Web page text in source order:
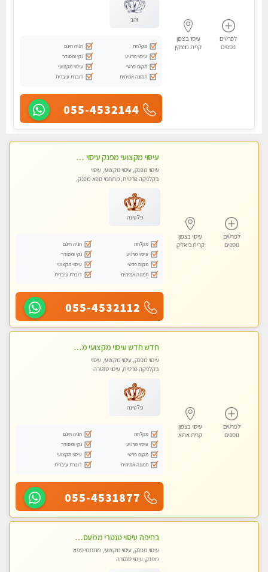
לפרטים
נוספים
עיסוי בצפון
קרית מוצקין
זהב
מקלחת
חניה חינם
עיסוי מרגיע
נקי ומסודר
מקום פרטי
עיסוי מקצועי
תמונה אמיתית
דוברת עיברית
055-4532144
לפרטים
נוספים
עיסוי בצפון
קרית ביאליק
עיסוי מקצועי מפנק עיסוי עם אבנים חמות. מעסה עם תעודות. טיפול מרגיע משוחרר באווירה נעימה נקיה ומסודרת. יש חניה ומקלחת
עיסוי מפנק, עיסוי מקצועי, עיסוי
בקלניקה פרטית, מתחמי ספא מפנק,
פלטינה
מקלחת
חניה חינם
עיסוי מרגיע
נקי ומסודר
מקום פרטי
עיסוי מקצועי
תמונה אמיתית
דוברת עיברית
055-4532112
לפרטים
נוספים
עיסוי בצפון
קרית אתא
חדש חדש עיסוי מקצועי מפנק עיסוי עם אבנים חמות. מעסה עם תעודות. טיפול מרגיע משוחרר באווירה נעימה נקיה ומסודרת
עיסוי מפנק, עיסוי מקצועי, עיסוי
בקלניקה פרטית, עיסוי טנטרה
פלטינה
מקלחת
חניה חינם
עיסוי מרגיע
נקי ומסודר
מקום פרטי
עיסוי מקצועי
תמונה אמיתית
דוברת עיברית
055-4531877
בחיפה עיסוי טנטרי ממעסה מקצועית. חוויה מעולם אחר שכל אחד צריך לנסות. מעסה צעירה, אנרגיה נשית, ☺️❤️
עיסוי מפנק, עיסוי מקצועי, מתחמי ספא
מפנק, עיסוי טנטרה